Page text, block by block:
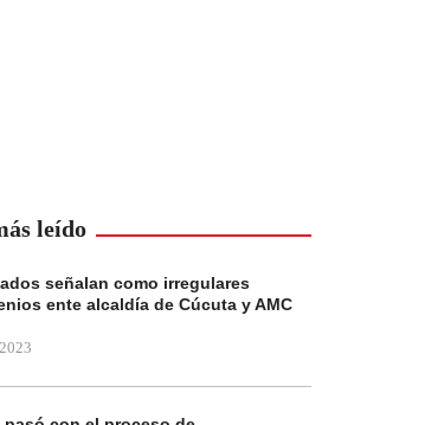
leído
señalan como irregulares
ente alcaldía de Cúcuta y AMC